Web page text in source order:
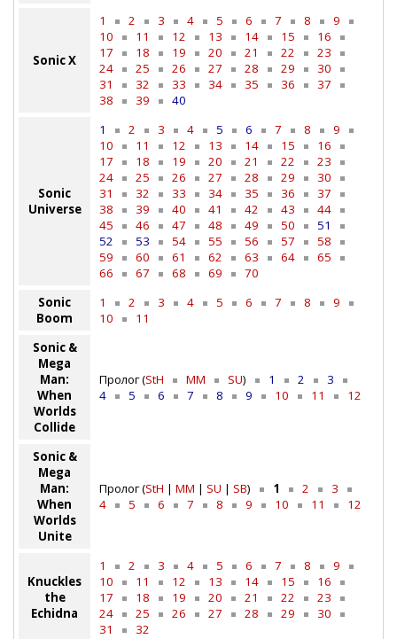
Sonic X
1 2 3 4 5 6 7 8
9
10
11 12 13 14 15
16
17
18 19 20 21 22
23
24
25 26 27 28 29
30
31
32 33 34 35 36
37
38
39 40
Sonic
Universe
1 2 3 4 5 6 7 8
9
10
11 12 13 14 15
16
17
18 19 20 21 22
23
24
25 26 27 28 29
30
31
32 33 34 35 36
37
38
39 40 41 42 43
44
45
46 47 48 49 50
51
52
53 54 55 56 57
58
59
60 61 62 63 64
65
66
67 68 69
70
Sonic
Boom
1 2 3 4 5 6 7 8
9
10
11
Sonic &
Mega
Man:
When
Worlds
Collide
Пролог (StH MM SU) 1 2
3
4
5 6 7 8 9 10 11 12
Sonic &
Mega
Man:
When
Worlds
Unite
Пролог (StH | MM | SU | SB) 1 2
3
4
5 6 7 8 9 10 11 12
Knuckles
the
Echidna
1 2 3 4 5 6 7 8
9
10
11 12 13 14 15
16
17
18 19 20 21 22
23
24
25 26 27 28 29
30
31
32